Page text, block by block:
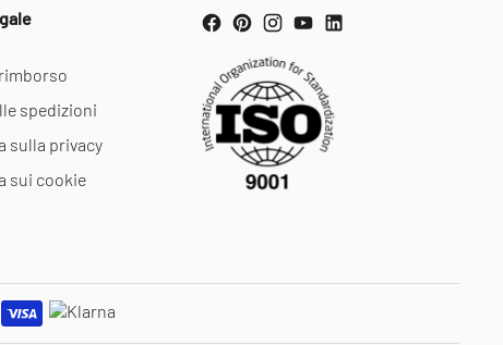
spedizioni
sulla privacy
sui cookie